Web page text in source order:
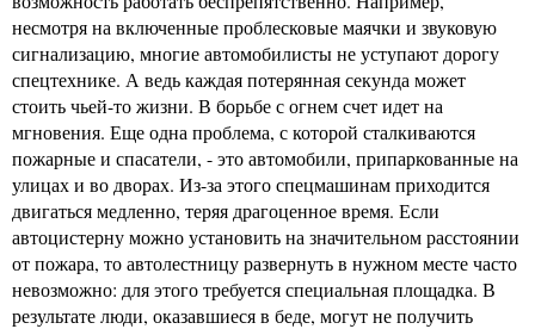
несмотря на включенные проблесковые маячки и звуковую
сигнализацию, многие автомобилисты не уступают дорогу
спецтехнике. А ведь каждая потерянная секунда может
стоить чьей-то жизни. В борьбе с огнем счет идет на
мгновения. Еще одна проблема, с которой сталкиваются
пожарные и спасатели, - это автомобили, припаркованные на
улицах и во дворах. Из-за этого спецмашинам приходится
двигаться медленно, теряя драгоценное время. Если
автоцистерну можно установить на значительном расстоянии
от пожара, то автолестницу развернуть в нужном месте часто
невозможно: для этого требуется специальная площадка. В
результате люди, оказавшиеся в беде, могут не получить